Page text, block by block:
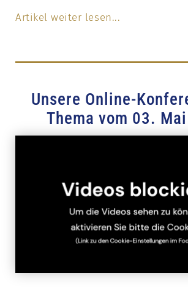
Artikel weiter lesen...
Unsere Online-
Thema vom 03.